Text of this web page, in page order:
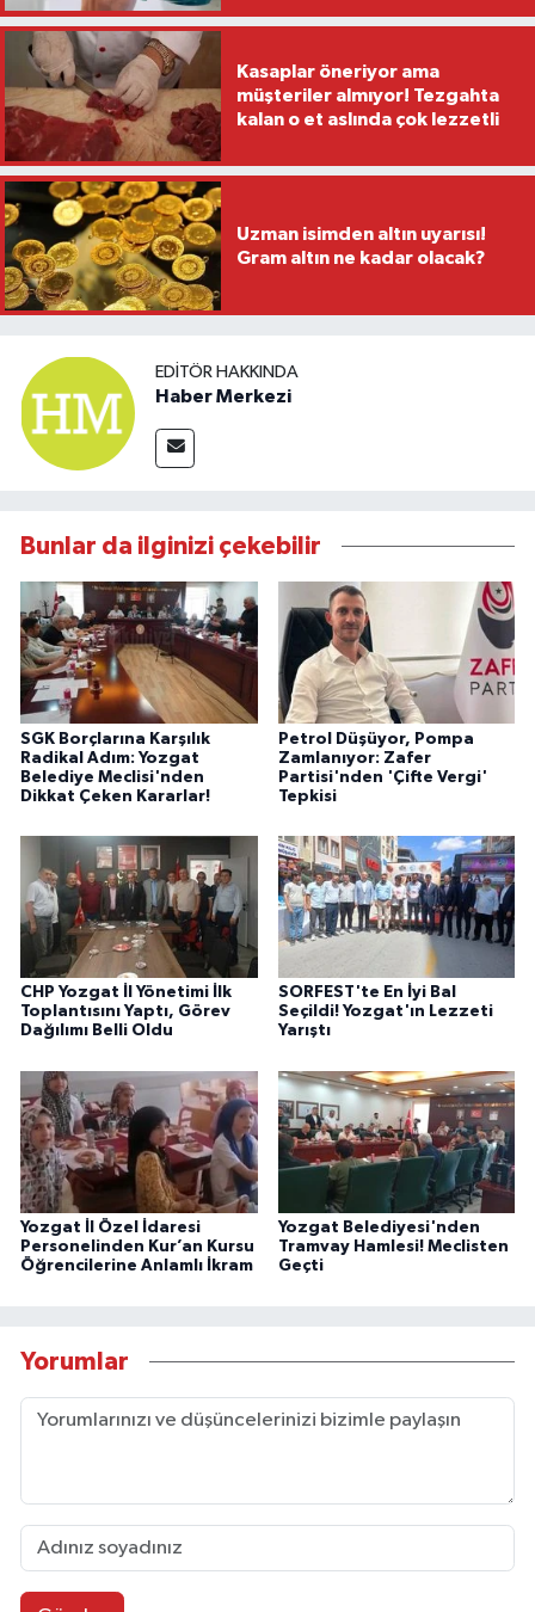
Kasaplar öneriyor ama
müşteriler almıyor! Tezgahta
kalan o et aslında çok lezzetli
Uzman isimden altın uyarısı!
Gram altın ne kadar olacak?
EDITÖR HAKKINDA
Haber Merkezi
Bunlar da ilginizi çekebilir
SGK Borçlarına Karşılık
Radikal Adım: Yozgat
Belediye Meclisi'nden
Dikkat Çeken Kararlar!
Petrol Düşüyor, Pompa
Zamlanıyor: Zafer
Partisi'nden 'Çifte Vergi'
Tepkisi
CHP Yozgat İl Yönetimi İlk
Toplantısını Yaptı, Görev
Dağılımı Belli Oldu
SORFEST'te En İyi Bal
Seçildi! Yozgat'ın Lezzeti
Yarıştı
Yozgat İl Özel İdaresi
Personelinden Kur’an Kursu
Öğrencilerine Anlamlı İkram
Yozgat Belediyesi'nden
Tramvay Hamlesi! Meclisten
Geçti
Yorumlar